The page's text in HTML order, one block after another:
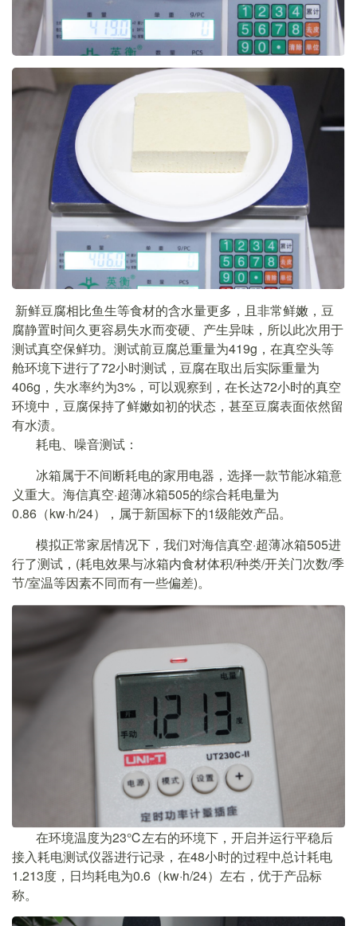
新鲜豆腐相比鱼生等食材的含水量更多，且非常鲜嫩，豆
腐静置时间久更容易失水而变硬、产生异味，所以此次用于
测试真空保鲜功。测试前豆腐总重量为419g，在真空头等
舱环境下进行了72小时测试，豆腐在取出后实际重量为
406g，失水率约为3%，可以观察到，在长达72小时的真空
环境中，豆腐保持了鲜嫩如初的状态，甚至豆腐表面依然留
有水渍。
耗电、噪音测试：
冰箱属于不间断耗电的家用电器，选择一款节能冰箱意
义重大。海信真空·超薄冰箱505的综合耗电量为
0.86（kw·h/24），属于新国标下的1级能效产品。
模拟正常家居情况下，我们对海信真空·超薄冰箱505进
行了测试，(耗电效果与冰箱内食材体积/种类/开关门次数/季
节/室温等因素不同而有一些偏差)。
在环境温度为23℃左右的环境下，开启并运行平稳后
接入耗电测试仪器进行记录，在48小时的过程中总计耗电
1.213度，日均耗电为0.6（kw·h/24）左右，优于产品标
称。